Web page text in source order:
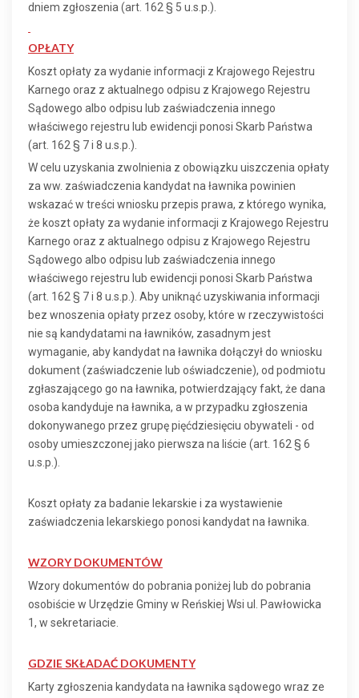
dniem zgłoszenia (art. 162 § 5 u.s.p.).
OPŁATY
Koszt opłaty za wydanie informacji z Krajowego Rejestru
Karnego oraz z aktualnego odpisu z Krajowego Rejestru
Sądowego albo odpisu lub zaświadczenia innego
właściwego rejestru lub ewidencji ponosi Skarb Państwa
(art. 162 § 7 i 8 u.s.p.).
W celu uzyskania zwolnienia z obowiązku uiszczenia opłaty
za ww. zaświadczenia kandydat na ławnika powinien
wskazać w treści wniosku przepis prawa, z którego wynika,
że koszt opłaty za wydanie informacji z Krajowego Rejestru
Karnego oraz z aktualnego odpisu z Krajowego Rejestru
Sądowego albo odpisu lub zaświadczenia innego
właściwego rejestru lub ewidencji ponosi Skarb Państwa
(art. 162 § 7 i 8 u.s.p.). Aby uniknąć uzyskiwania informacji
bez wnoszenia opłaty przez osoby, które w rzeczywistości
nie są kandydatami na ławników, zasadnym jest
wymaganie, aby kandydat na ławnika dołączył do wniosku
dokument (zaświadczenie lub oświadczenie), od podmiotu
zgłaszającego go na ławnika, potwierdzający fakt, że dana
osoba kandyduje na ławnika, a w przypadku zgłoszenia
dokonywanego przez grupę pięćdziesięciu obywateli - od
osoby umieszczonej jako pierwsza na liście (art. 162 § 6
u.s.p.).
Koszt opłaty za badanie lekarskie i za wystawienie
zaświadczenia lekarskiego ponosi kandydat na ławnika.
WZORY DOKUMENTÓW
Wzory dokumentów do pobrania poniżej lub do pobrania
osobiście w Urzędzie Gminy w Reńskiej Wsi ul. Pawłowicka
1, w sekretariacie.
GDZIE SKŁADAĆ DOKUMENTY
Karty zgłoszenia kandydata na ławnika sądowego wraz ze